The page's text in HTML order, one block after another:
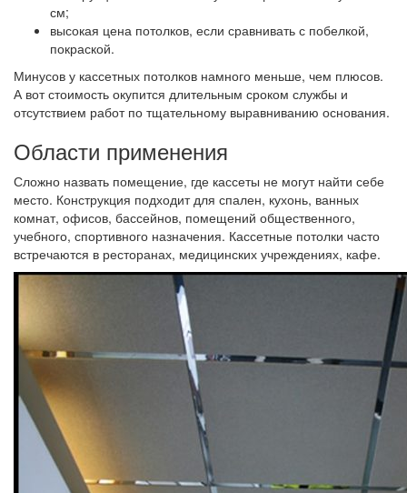
см;
высокая цена потолков, если сравнивать с побелкой,
покраской.
Минусов у кассетных потолков намного меньше, чем плюсов.
А вот стоимость окупится длительным сроком службы и
отсутствием работ по тщательному выравниванию основания.
Области применения
Сложно назвать помещение, где кассеты не могут найти себе
место. Конструкция подходит для спален, кухонь, ванных
комнат, офисов, бассейнов, помещений общественного,
учебного, спортивного назначения. Кассетные потолки часто
встречаются в ресторанах, медицинских учреждениях, кафе.